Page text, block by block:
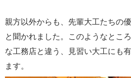
親方以外からも、先輩大工たちの
と聞かれました。このようなとこ
な工務店と違う、見習い大工にも
ます。